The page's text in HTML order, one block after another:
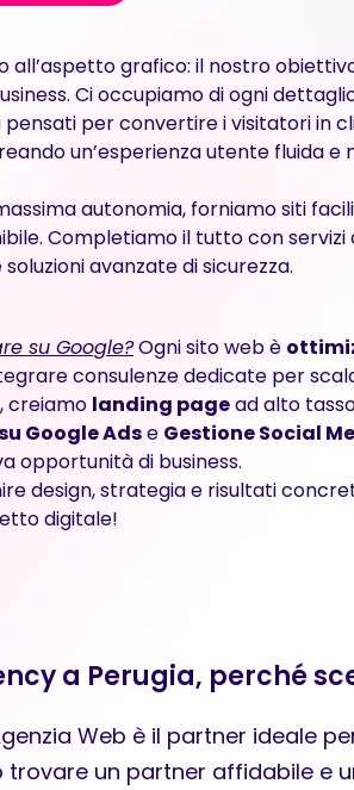
all’aspetto grafico: il nostro
Ci occupiamo di ogni
pensati per convertire i visitatori in
un’esperienza utente fluida e
autonomia, forniamo siti
Completiamo il tutto con servizi
avanzate di sicurezza.
su Google?Ogni sito web è
consulenze dedicate per
creiamo landing pagead alto
Google Adse Gestione Social
opportunità di business.
design, strategia e risultati
digitale!
a Perugia, perché
Web è il partner ideale
trovare un partner affidabile e